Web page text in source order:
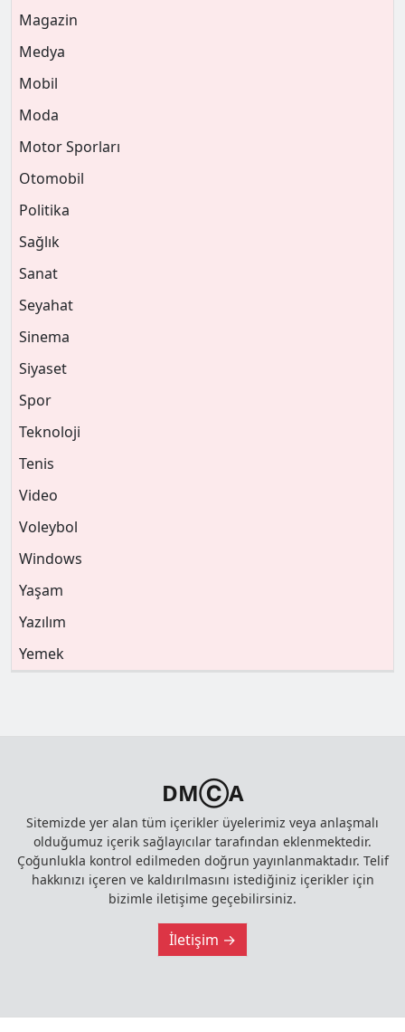
Magazin
Medya
Mobil
Moda
Motor Sporları
Otomobil
Politika
Sağlık
Sanat
Seyahat
Sinema
Siyaset
Spor
Teknoloji
Tenis
Video
Voleybol
Windows
Yaşam
Yazılım
Yemek
DMⒸA
Sitemizde yer alan tüm içerikler üyelerimiz veya anlaşmalı
olduğumuz içerik sağlayıcılar tarafından eklenmektedir.
Çoğunlukla kontrol edilmeden doğrun yayınlanmaktadır. Telif
hakkınızı içeren ve kaldırılmasını istediğiniz içerikler için
bizimle iletişime geçebilirsiniz.
İletişim →